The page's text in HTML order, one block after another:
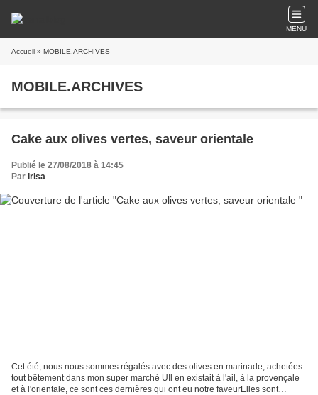
MENU
Accueil » MOBILE.ARCHIVES
MOBILE.ARCHIVES
Cake aux olives vertes, saveur orientale
Publié le 27/08/2018 à 14:45
Par irisa
Cet été, nous nous sommes régalés avec des olives en marinade, achetées
tout bêtement dans mon super marché UIl en existait à l'ail, à la provençale
et à l'orientale, ce sont ces dernières qui ont eu notre faveurElles sont